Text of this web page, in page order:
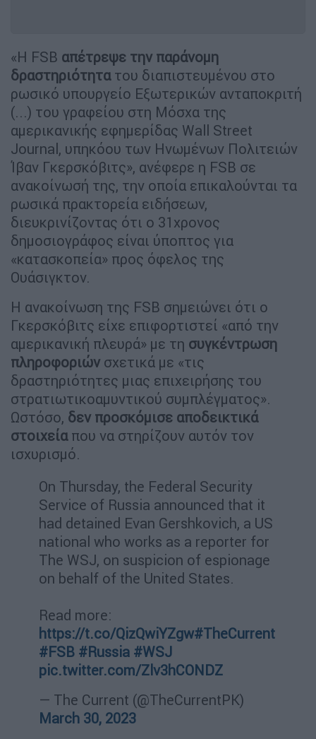
«Η FSB απέτρεψε την παράνομη
δραστηριότητατου διαπιστευμένου στο
ρωσικό υπουργείο Εξωτερικών ανταποκριτή
(...) του γραφείου στη Μόσχα της
αμερικανικής εφημερίδας Wall Street
Journal, υπηκόου των Ηνωμένων Πολιτειών
Ίβαν Γκερσκόβιτς», ανέφερε η FSB σε
ανακοίνωσή της, την οποία επικαλούνται τα
ρωσικά πρακτορεία ειδήσεων,
διευκρινίζοντας ότι ο 31χρονος
δημοσιογράφος είναι ύποπτος για
«κατασκοπεία» προς όφελος της
Ουάσιγκτον.
Η ανακοίνωση της FSB σημειώνει ότι ο
Γκερσκόβιτς είχε επιφορτιστεί «από την
αμερικανική πλευρά» με τη συγκέντρωση
πληροφοριών σχετικά με «τις
δραστηριότητες μιας επιχειρήσης του
στρατιωτικοαμυντικού συμπλέγματος».
Ωστόσο, δεν προσκόμισε αποδεικτικά
στοιχείαπου να στηρίζουν αυτόν τον
ισχυρισμό.
On Thursday, the Federal Security
Service of Russia announced that it
had detained Evan Gershkovich, a US
national who works as a reporter for
The WSJ, on suspicion of espionage
on behalf of the United States.
Read more:
https://t.co/QizQwiYZgw#TheCurrent
#FSB #Russia #WSJ
pic.twitter.com/Zlv3hCONDZ
— The Current (@TheCurrentPK)
March 30, 2023